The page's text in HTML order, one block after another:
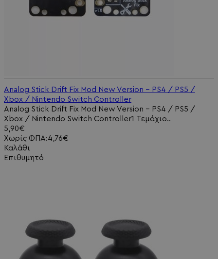
Analog Stick Drift Fix Mod New Version - PS4 / PS5 /
Xbox / Nintendo Switch Controller
Analog Stick Drift Fix Mod New Version - PS4 / PS5 /
Xbox / Nintendo Switch Controller1 Τεμάχιο..
5,90€
Χωρίς ΦΠΑ:4,76€
Καλάθι
Επιθυμητό